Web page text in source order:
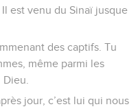
est venu du Sinaï jusque
des captifs. Tu
même parmi les
jour, c’est lui qui nous